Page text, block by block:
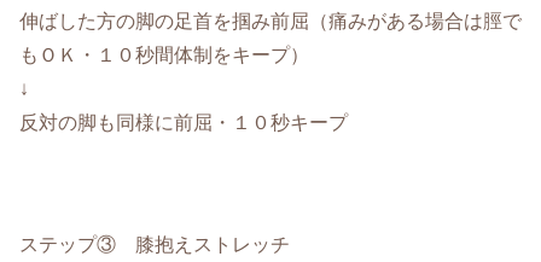
伸ばした方の脚の足首を掴み前屈（痛みがある場合は脛で
もＯＫ・１０秒間体制をキープ）
↓
反対の脚も同様に前屈・１０秒キープ
ステップ③ 膝抱えストレッチ